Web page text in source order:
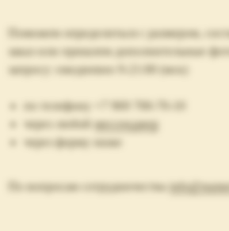
Поможем определиться с размером,
заказ или пришлем дополнительные
запросу: ежедневно 9-21:00 (мск)
по телефону
через любой мессенджер
через форму ниже
По вопросам сотрудничества